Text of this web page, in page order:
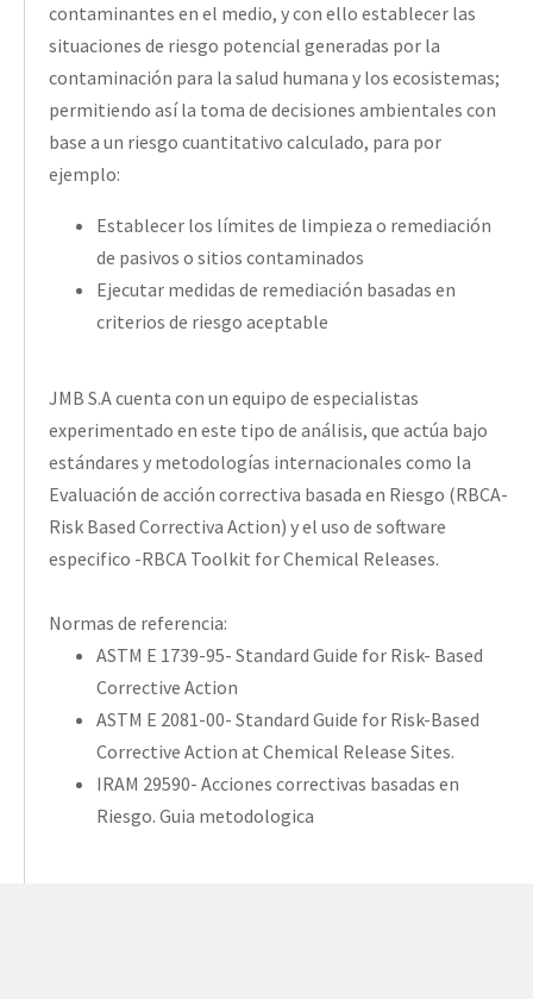
contaminantes en el medio, y con ello establecer las
situaciones de riesgo potencial generadas por la
contaminación para la salud humana y los ecosistemas;
permitiendo así la toma de decisiones ambientales con
base a un riesgo cuantitativo calculado, para por
ejemplo:
Establecer los límites de limpieza o remediación
de pasivos o sitios contaminados
Ejecutar medidas de remediación basadas en
criterios de riesgo aceptable
JMB S.A cuenta con un equipo de especialistas
experimentado en este tipo de análisis, que actúa bajo
estándares y metodologías internacionales como la
Evaluación de acción correctiva basada en Riesgo (RBCA-
Risk Based Correctiva Action) y el uso de software
especifico -RBCA Toolkit for Chemical Releases.
Normas de referencia:
ASTM E 1739-95- Standard Guide for Risk- Based
Corrective Action
ASTM E 2081-00- Standard Guide for Risk-Based
Corrective Action at Chemical Release Sites.
IRAM 29590- Acciones correctivas basadas en
Riesgo. Guia metodologica